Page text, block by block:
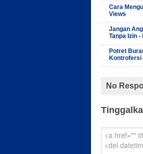
Cara
Views
Jangan
Tanpa Izin -
Potret
Kontrofersi
No